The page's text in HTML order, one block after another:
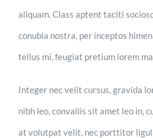
aliquam. Class aptent taciti
conubia nostra, per inceptos
tellus mi, feugiat pretium lorem
Integer nec velit cursus, gravida
nibh leo, convallis sit amet leo in,
at volutpat velit, nec porttitor